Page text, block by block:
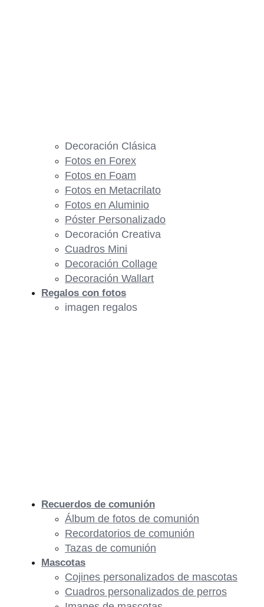
Decoración Clásica
Fotos en Forex
Fotos en Foam
Fotos en Metacrilato
Fotos en Aluminio
Póster Personalizado
Decoración Creativa
Cuadros Mini
Decoración Collage
Decoración Wallart
Regalos con fotos
imagen regalos
Recuerdos de comunión
Álbum de fotos de comunión
Recordatorios de comunión
Tazas de comunión
Mascotas
Cojines personalizados de mascotas
Cuadros personalizados de perros